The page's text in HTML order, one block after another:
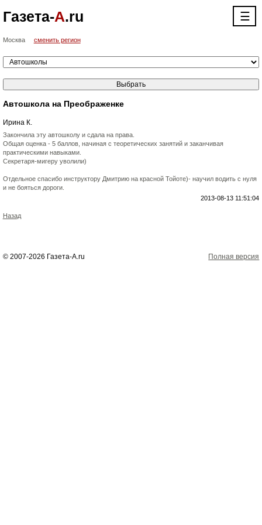
Газета-А.ru ☰
Москва сменить регион
Автошкола на Преображенке
Ирина К.
Закончила эту автошколу и сдала на права.
Общая оценка - 5 баллов, начиная с теоретических занятий и заканчивая
практическими навыками.
Секретаря-мигеру уволили)
Отдельное спасибо инструктору Дмитрию на красной Тойоте)- научил водить с нуля
и не бояться дороги.
2013-08-13 11:51:04
Назад
© 2007-2026 Газета-А.ru Полная версия